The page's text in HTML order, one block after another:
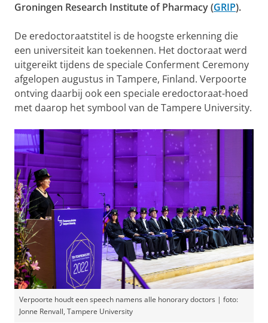
Groningen Research Institute of Pharmacy (GRIP).
De eredoctoraatstitel is de hoogste erkenning die
een universiteit kan toekennen. Het doctoraat werd
uitgereikt tijdens de speciale Conferment Ceremony
afgelopen augustus in Tampere, Finland. Verpoorte
ontving daarbij ook een speciale eredoctoraat-hoed
met daarop het symbool van de Tampere University.
Verpoorte houdt een speech namens alle honorary doctors | foto:
Jonne Renvall, Tampere University